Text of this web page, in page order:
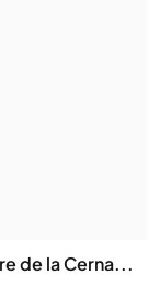
de la Cerna...